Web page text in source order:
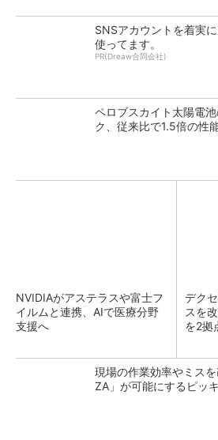
SNSアカウントを着実
使ってます。
PR(Dreaw合同会社)
ペロブスカイト太陽電
ク、従来比で1.5倍の性
NVIDIAがアステラスや富士フ
イルムと連携、AIで医療分野
支援へ
デク
スを
を2拠
現場の作業効率やミス
ZA」が可能にするピッ